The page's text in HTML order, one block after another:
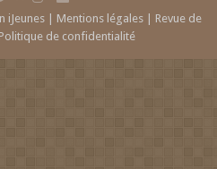
iJeunes | Mentions légales
Revue de
Politique de confidentialité